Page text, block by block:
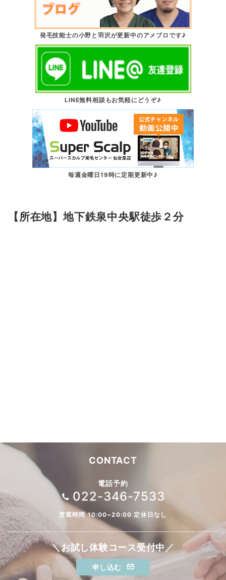
発毛技能士の小野と羽沢が更新中のアメブロです♪
LINE無料相談もお気軽にどうぞ♪
毎週金曜日19時に定期更新中♪
【所在地】地下鉄泉中央駅徒歩２分
CONTACT
電話予約
022-346-7533
営業時間 10:00~20:00 定休日なし
＼お試し体験コース受付中／
申し込む